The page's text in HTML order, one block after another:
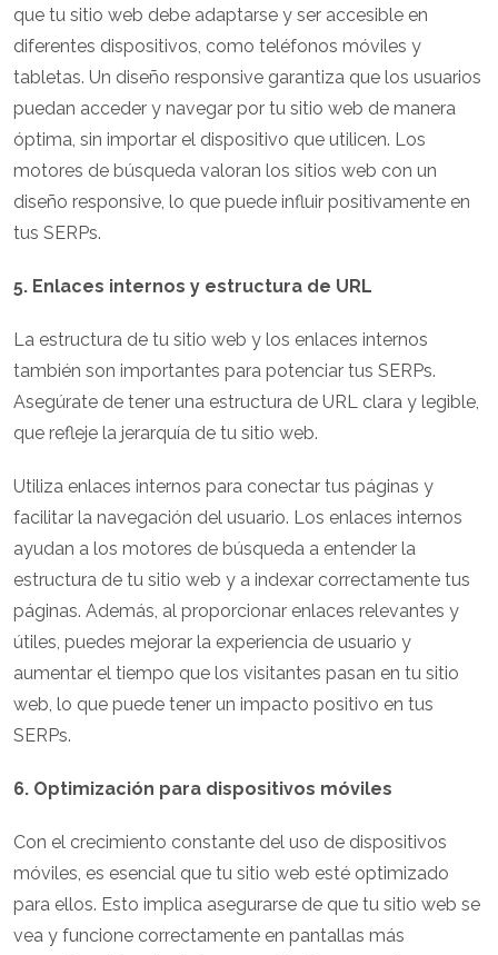
que tu sitio web debe adaptarse y ser accesible en
diferentes dispositivos, como teléfonos móviles y
tabletas. Un diseño responsive garantiza que los usuarios
puedan acceder y navegar por tu sitio web de manera
óptima, sin importar el dispositivo que utilicen. Los
motores de búsqueda valoran los sitios web con un
diseño responsive, lo que puede influir positivamente en
tus SERPs.
5. Enlaces internos y estructura de URL
La estructura de tu sitio web y los enlaces internos
también son importantes para potenciar tus SERPs.
Asegúrate de tener una estructura de URL clara y legible,
que refleje la jerarquía de tu sitio web.
Utiliza enlaces internos para conectar tus páginas y
facilitar la navegación del usuario. Los enlaces internos
ayudan a los motores de búsqueda a entender la
estructura de tu sitio web y a indexar correctamente tus
páginas. Además, al proporcionar enlaces relevantes y
útiles, puedes mejorar la experiencia de usuario y
aumentar el tiempo que los visitantes pasan en tu sitio
web, lo que puede tener un impacto positivo en tus
SERPs.
6. Optimización para dispositivos móviles
Con el crecimiento constante del uso de dispositivos
móviles, es esencial que tu sitio web esté optimizado
para ellos. Esto implica asegurarse de que tu sitio web se
vea y funcione correctamente en pantallas más